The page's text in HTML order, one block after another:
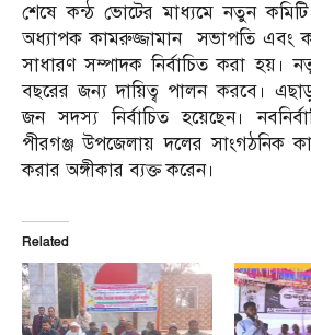
শেষে কন্ঠ ভোটের মাধ্যমে নতুন
অধ্যাপক কামরুজ্জামান সভাপতি এবং
সাধারণ সম্পাদক নির্বাচিত করা হয়।
বছরের জন্য দায়িত্ব পালন করবে।
জন সদস্য নির্বাচিত হয়েছেন।
পীরগঞ্জ উপজেলায় দলের সাংগঠনিক
করার অঙ্গীকার ব্যক্ত করেন।
Related